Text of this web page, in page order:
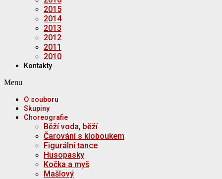
2015
2014
2013
2012
2011
2010
Kontakty
Menu
O souboru
Skupiny
Choreografie
Běží voda, běží
Čarování s kloboukem
Figurální tance
Husopasky
Kočka a myš
Mašlový